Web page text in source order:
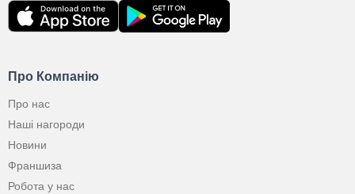
Про Компанію
Про нас
Наші нагороди
Новини
Франшиза
Робота у нас